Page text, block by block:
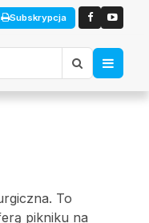
Subskrypcja
To
pikniku na